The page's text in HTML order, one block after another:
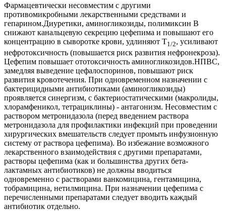
Фармацевтически несовместим с другими
противомикробными лекарственными средствами и
гепарином.Диуретики, аминогликозиды, полимиксин В
снижают канальцевую секрецию цефепима и повышают его
концентрацию в сыворотке крови, удлиняют Т1/2, усиливают
нефротоксичность (повышается риск развития нефронекроза).
Цефепим повышает ототоксичность аминогликозидов.НПВС,
замедляя выведение цефалоспоринов, повышают риск
развития кровотечения. При одновременном назначении с
бактерицидными антибиотиками (аминогликозиды)
проявляется синергизм, с бактериостатическими (макролиды,
хлорамфеникол, тетрациклины) - антагонизм. Несовместим с
раствором метронидазола (перед введением раствора
метронидазола для профилактики инфекций при проведении
хирургических вмешательств следует промыть инфузионную
систему от раствора цефепима). Во избежание возможного
лекарственного взаимодействия с другими препаратами,
растворы цефепима (как и большинства других бета-
лактамных антибиотиков) не должны вводиться
одновременно с растворами ванкомицина, гентамицина,
тобрамицина, нетилмицина. При назначении цефепима с
перечисленными препаратами следует вводить каждый
антибиотик отдельно.